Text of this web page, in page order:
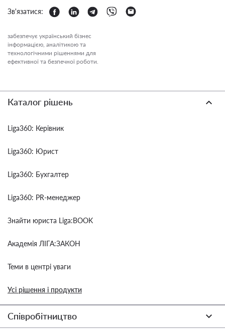
Зв'язатися:
забезпечує український бізнес
інформацією, аналітикою та
технологічними рішеннями для
ефективної та безпечної роботи.
Каталог рішень
Liga360: Керівник
Liga360: Юрист
Liga360: Бухгалтер
Liga360: PR-менеджер
Знайти юриста Liga:BOOK
Академія ЛІГА:ЗАКОН
Теми в центрі уваги
Усі рішення і продукти
Співробітництво